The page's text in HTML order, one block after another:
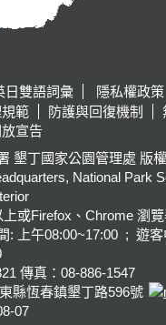
日雙語詞彙 隱私權政策
範 防護與回復機制
宣告
墾丁國家公園管理處 版
National Park
或Firefox、Chrome 瀏
: 上午08:00~17:00 ; 遊客
傳真：08-886-1547
縣恆春鎮墾丁路596號
07